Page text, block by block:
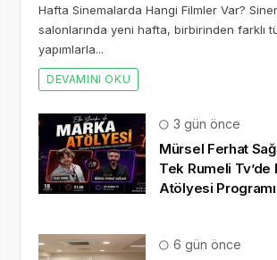
Hafta Sinemalarda Hangi Filmler Var?
salonlarında yeni hafta, birbirinden farklı
yapımlarla...
DEVAMINI OKU
3 gün önce
Mürsel Ferhat
Tek Rumeli Tv’de
Atölyesi
6 gün önce